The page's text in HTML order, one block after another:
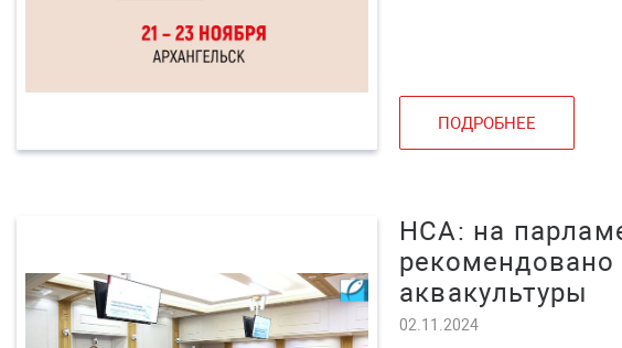
ПОДРОБНЕЕ
НСА: на
аквакультуры
02.11.2024